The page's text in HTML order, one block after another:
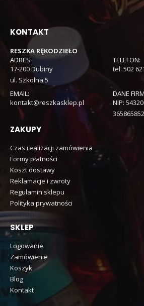
KONTAKT
RESZKA RĘKODZIEŁO
ADRES:
17-200 Dubiny
ul. Szkolna 5
TELEFON:
tel. 502
EMAIL:
kontakt@reszkasklep.pl
DANE
NIP:
365865852
ZAKUPY
Czas realizacji zamówienia
Formy płatności
Koszt dostawy
Reklamacje i zwroty
Regulamin sklepu
Polityka prywatności
SKLEP
Logowanie
Zamówienie
Koszyk
Blog
Kontakt